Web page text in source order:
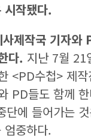
시작됐다.
사제작국 기자와
다. 지난 7월 21
<PD수첩> 제작
PD들도 함께
단에 들어가는
중하다.